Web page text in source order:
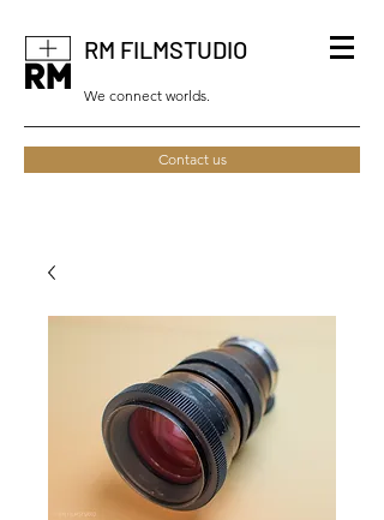
RM FILMSTUDIO
We connect worlds.
Contact us